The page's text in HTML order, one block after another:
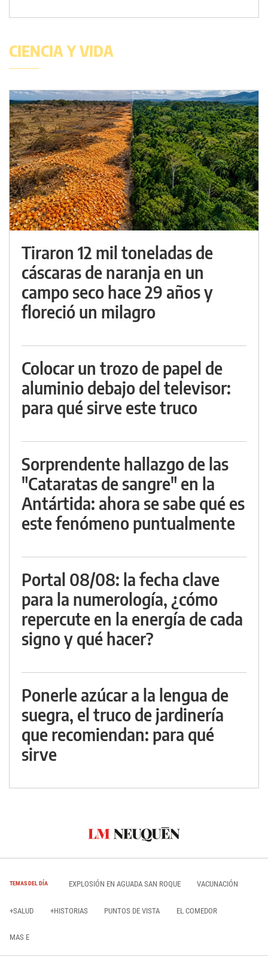
CIENCIA Y VIDA
Tiraron 12 mil toneladas de
cáscaras de naranja en un
campo seco hace 29 años y
floreció un milagro
Colocar un trozo de papel de
aluminio debajo del televisor:
para qué sirve este truco
Sorprendente hallazgo de las
"Cataratas de sangre" en la
Antártida: ahora se sabe qué es
este fenómeno puntualmente
Portal 08/08: la fecha clave
para la numerología, ¿cómo
repercute en la energía de cada
signo y qué hacer?
Ponerle azúcar a la lengua de
suegra, el truco de jardinería
que recomiendan: para qué
sirve
TEMAS DEL DÍA EXPLOSIÓN EN AGUADA SAN ROQUE VACUNACIÓN
+SALUD +HISTORIAS PUNTOS DE VISTA EL COMEDOR
MAS E